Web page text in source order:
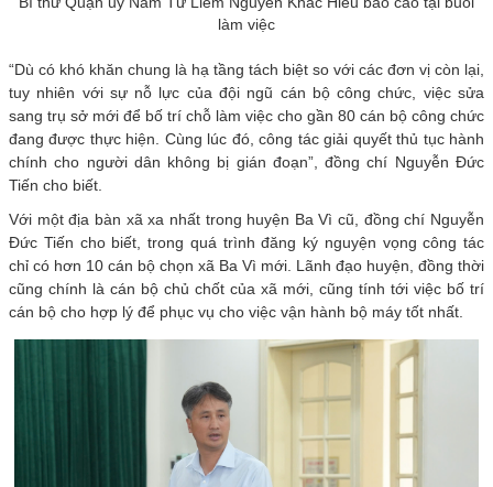
làm việc
“Dù có khó khăn chung là hạ tầng tách biệt so với các đơn vị còn lại,
tuy nhiên với sự nỗ lực của đội ngũ cán bộ công chức, việc sửa
sang trụ sở mới để bố trí chỗ làm việc cho gần 80 cán bộ công chức
đang được thực hiện. Cùng lúc đó, công tác giải quyết thủ tục hành
chính cho người dân không bị gián đoạn”, đồng chí Nguyễn Đức
Tiến cho biết.
Với một địa bàn xã xa nhất trong huyện Ba Vì cũ, đồng chí Nguyễn
Đức Tiến cho biết, trong quá trình đăng ký nguyện vọng công tác
chỉ có hơn 10 cán bộ chọn xã Ba Vì mới. Lãnh đạo huyện, đồng thời
cũng chính là cán bộ chủ chốt của xã mới, cũng tính tới việc bố trí
cán bộ cho hợp lý để phục vụ cho việc vận hành bộ máy tốt nhất.